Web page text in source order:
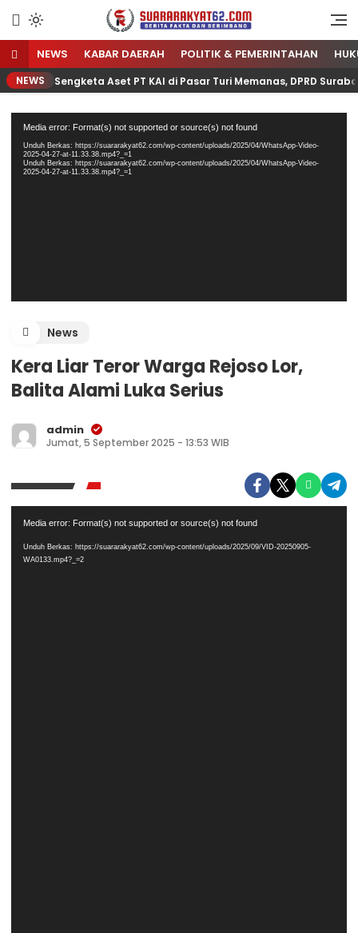
Suararakyat62.com
Sumber Referensi Terpercaya
NEWS KABAR DAERAH POLITIK & PEMERINTAHAN
NEWS Sengketa Aset PT KAI di Pasar Turi Memanas, DPRD
Video
Media error: Format(s) not supported or source(s) not found
Unduh Berkas: https://suararakyat62.com/wp-content/uploads/2025/04/WhatsApp-Video-
2025-04-27-at-11.33.38.mp4?_=1
Unduh Berkas: https://suararakyat62.com/wp-content/uploads/2025/04/WhatsApp-Video-
2025-04-27-at-11.33.38.mp4?_=1
News
Kera Liar Teror Warga Rejoso Lor,
Balita Alami Luka Serius
admin
Jumat, 5 September 2025 - 13:53 WIB
Media error: Format(s) not supported or source(s) not found
Unduh Berkas: https://suararakyat62.com/wp-content/uploads/2025/09/VID-20250905-
WA0133.mp4?_=2